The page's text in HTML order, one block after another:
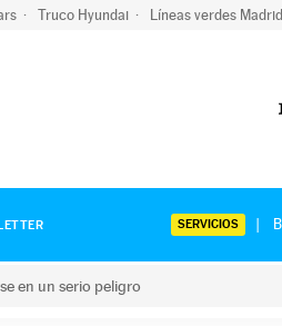
Truco Hyundai Líneas verdes Madrid
SERVICIOS
en un serio peligro